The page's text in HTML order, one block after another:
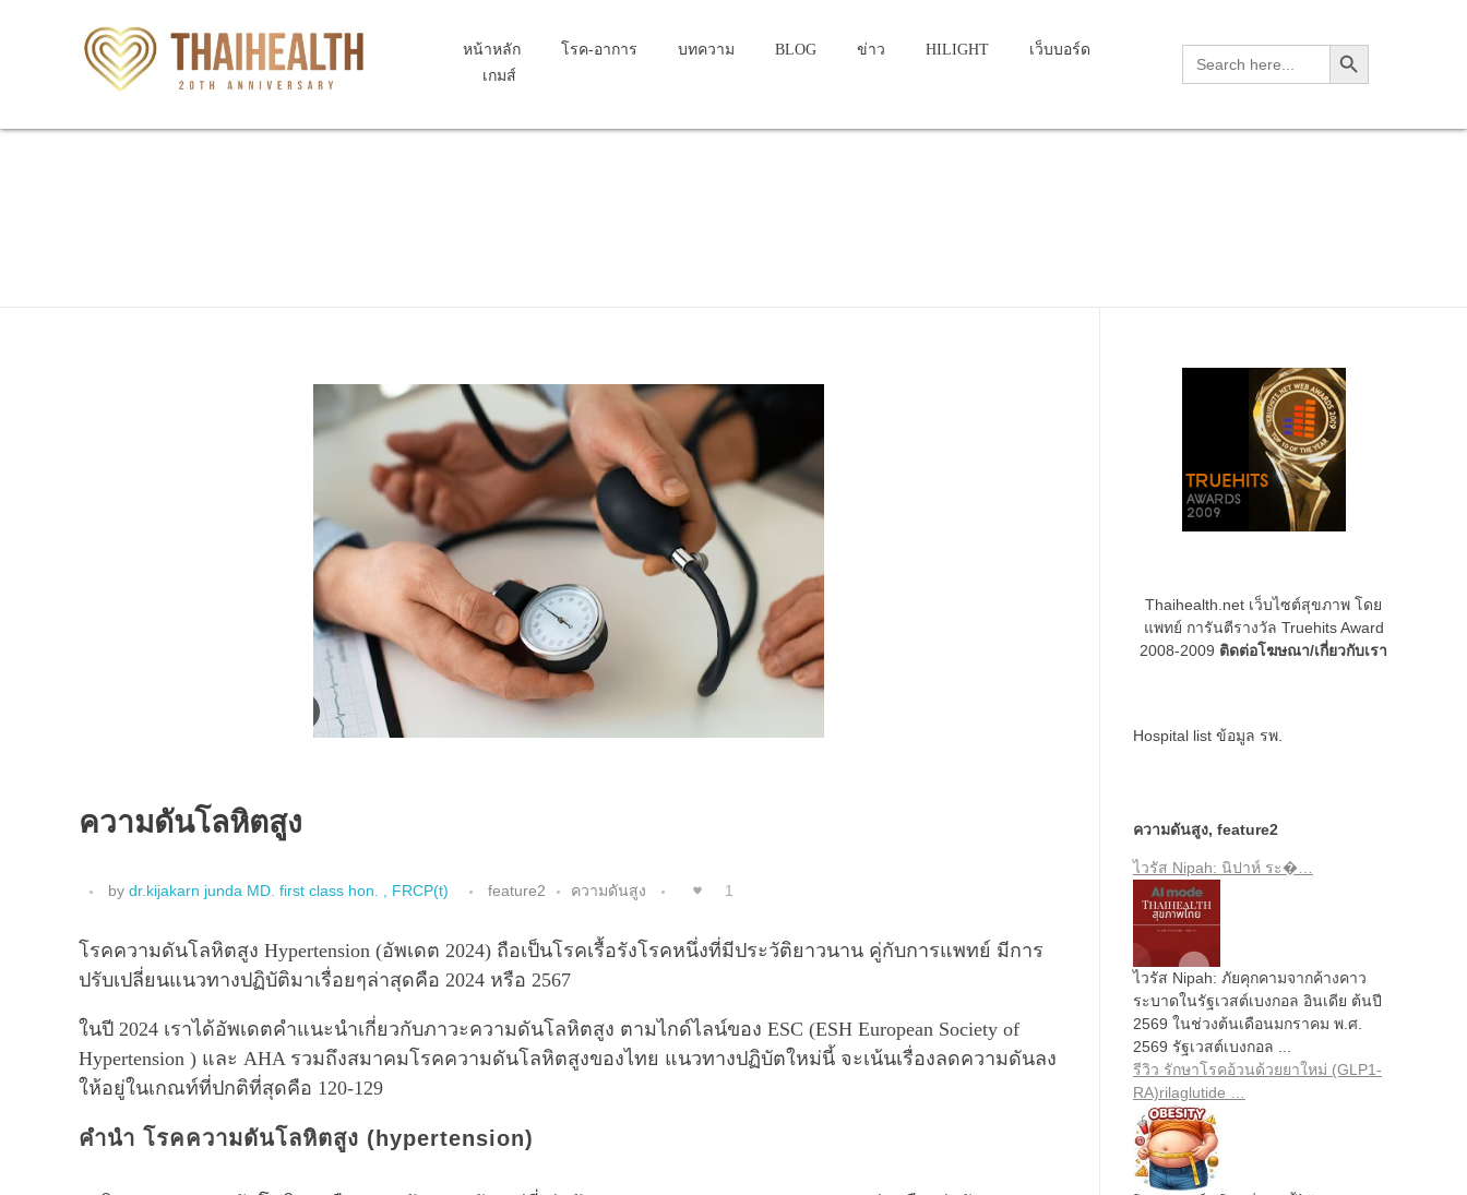
หน้าหลัก โรค-อาการ บทความ BLOG ข่าว HILIGHT
เว็บบอร์ด
เกมส์
Search
for:
Search Button
ความดันโลหิตสูง
by dr.kijakarn junda MD. first class hon. , FRCP(t) feature2 ความดันสูง 1
โรคความดันโลหิตสูง Hypertension (อัพเดต 2024) ถือเป็นโรคเรื้อรังโรคหนึ่งที่มีประวัติยาวนาน คู่กับการแพทย์ มีการ
ปรับเปลี่ยนแนวทางปฏิบัติมาเรื่อยๆล่าสุดคือ 2024 หรือ 2567
ในปี 2024 เราได้อัพเดตคำแนะนำเกี่ยวกับภาวะความดันโลหิตสูง ตามไกด์ไลน์ของ ESC (ESH European Society of
Hypertension ) และ AHA รวมถึงสมาคมโรคความดันโลหิตสูงของไทย แนวทางปฏิบัตใหม่นี้ จะเน้นเรื่องลดความดันลง
ให้อยู่ในเกณท์ที่ปกติที่สุดคือ 120-129
คำนำ โรคความดันโลหิตสูง (hypertension)
Thaihealth.net เว็บไซต์สุขภาพ โดย
แพทย์ การันตีรางวัล Truehits Award
2008-2009 ติดต่อโฆษณา/เกี่ยวกับเรา
Hospital list ข้อมูล รพ.
ความดันสูง, feature2
ไวรัส Nipah: นิปาห์ ระ�…
ไวรัส Nipah: ภัยคุกคามจากค้างคาว
ระบาดในรัฐเวสต์เบงกอล อินเดีย ต้นปี
2569 ในช่วงต้นเดือนมกราคม พ.ศ.
2569 รัฐเวสต์เบงกอล ...
รีวิว รักษาโรคอ้วนด้วยยาใหม่ (GLP1-
RA)rilaglutide …